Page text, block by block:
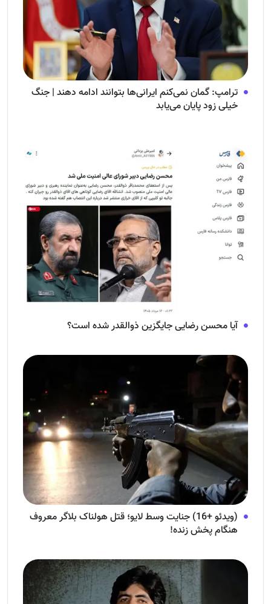
ترامپ: گمان نمی‌کنم ایرانی‌ها بتوانند ادامه دهند | جنگ
خیلی زود پایان می‌یابد
آیا محسن رضایی جایگزین ذوالقدر شده است؟
(ویدئو +16) جنایت وسط لایو؛ قتل هولناک بلاگر معروف
هنگام پخش زنده!